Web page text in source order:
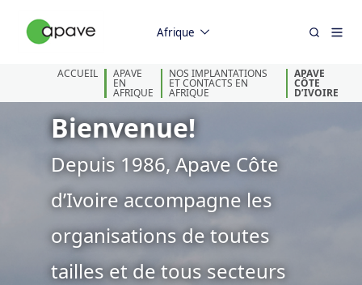
Afrique
ACCUEIL APAVE
EN
AFRIQUE
NOS IMPLANTATIONS
ET CONTACTS EN
AFRIQUE
APAVE
CÔTE
D’IVOIRE
Bienvenue!
Depuis 1986, Apave Côte
d’Ivoire accompagne les
organisations de toutes
tailles et de tous secteurs